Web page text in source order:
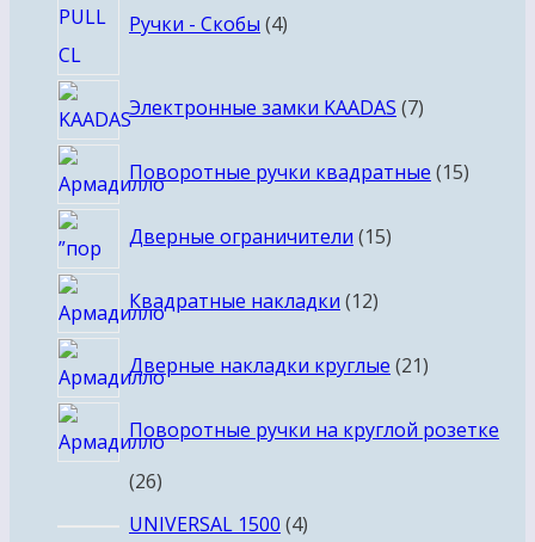
Ручки - Скобы 4товара
Электронные замки KAADAS 77
Поворотные ручки квадратные 1515
Дверные ограничители 1515
Квадратные накладки 1212
Дверные накладки круглые 2121
Поворотные ручки на круглой розетке
2626
товаров
UNIVERSAL 1500 44